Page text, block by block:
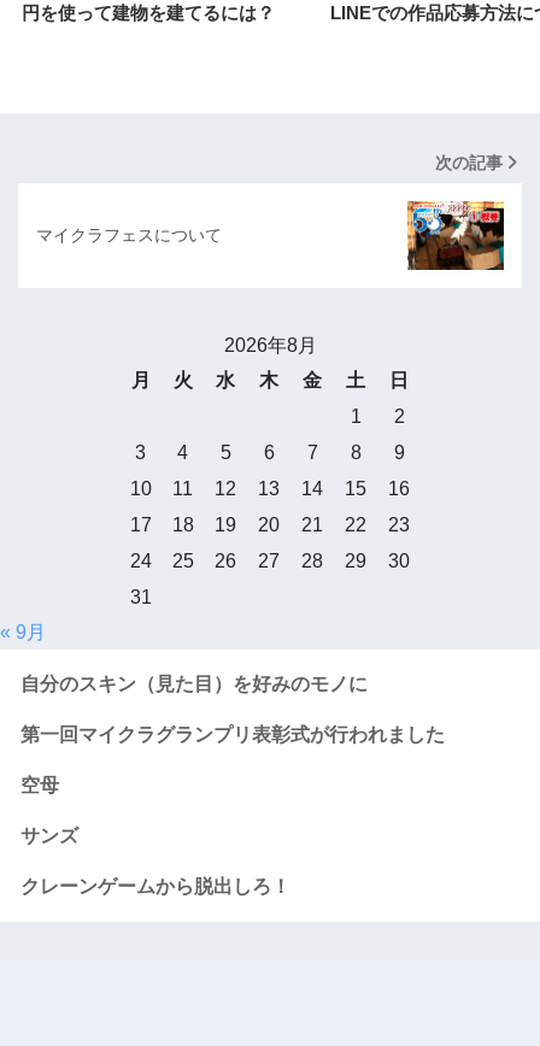
円を使って建物を建てるには？ LINEでの作品応募方法に
次の記事
マイクラフェスについて
2026年8月
月
火 水 木 金 土
日
1
2
3
4 5 6 7 8
9
10
11 12 13 14 15
16
17
18 19 20 21 22
23
24
25 26 27 28 29
30
31
« 9月
自分のスキン（見た目）を好みのモノに
第一回マイクラグランプリ表彰式が行われました
空母
サンズ
クレーンゲームから脱出しろ！